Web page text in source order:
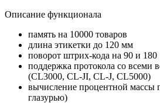
Описание функционала
память на 10000 товаров
длина этикетки до 120 мм
поворот штрих-кода на 90 и 180
поддержка протокола со всеми
(CL3000, CL-JI, CL-J, CL5000)
вычисление процентной массы
глазурью)